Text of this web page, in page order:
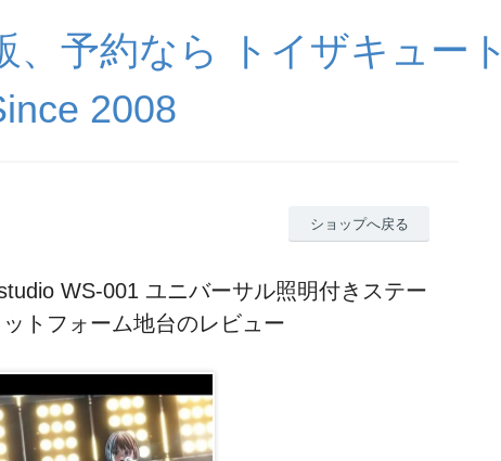
、予約なら トイザキュート
2008
ショップへ戻る
WS-001 ユニバーサル照明付きステー
トフォーム地台のレビュー